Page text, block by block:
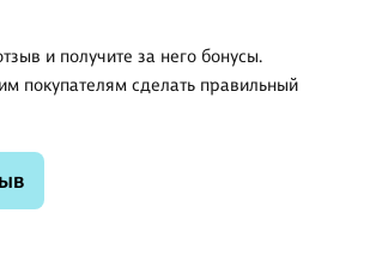
и получите за него бонусы.
покупателям сделать правильный